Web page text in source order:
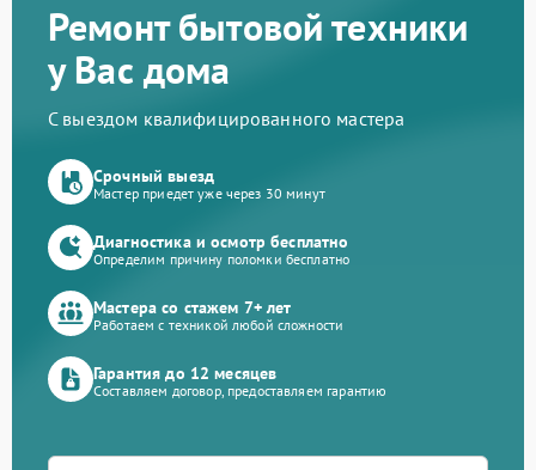
Ремонт бытовой техники
у Вас дома
С выездом квалифицированного мастера
Срочный выезд
Мастер приедет уже через 30 минут
Диагностика и осмотр бесплатно
Определим причину поломки бесплатно
Мастера со стажем 7+ лет
Работаем с техникой любой сложности
Гарантия до 12 месяцев
Составляем договор, предоставляем гарантию